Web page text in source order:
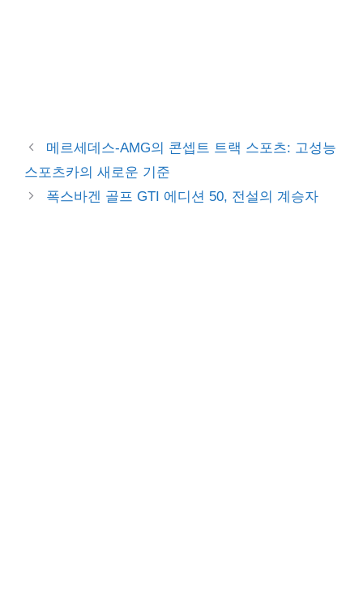
메르세데스-AMG의 콘셉트 트랙 스포츠: 고성능
스포츠카의 새로운 기준
폭스바겐 골프 GTI 에디션 50, 전설의 계승자